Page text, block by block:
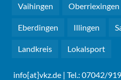
Vaihingen Oberriexingen
Eberdingen Illingen
Landkreis Lokalsport
info[at]vkz.de | Tel.: 07042/